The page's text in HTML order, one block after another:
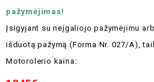
pažymėjimas!
Įsigyjant su neįgaliojo pažymėjimu
išduotą pažymą (Forma Nr. 027/A),
Motorolerio kaina: